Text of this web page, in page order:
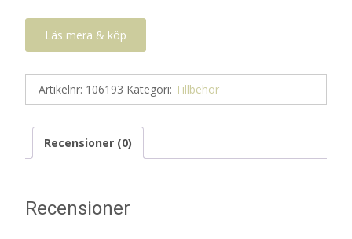
Läs mera & köp
Artikelnr: 106193 Kategori: Tillbehör
Recensioner (0)
Recensioner